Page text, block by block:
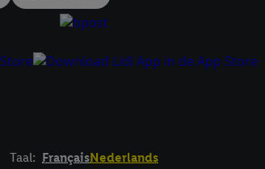
Taal: FrançaisNederlands